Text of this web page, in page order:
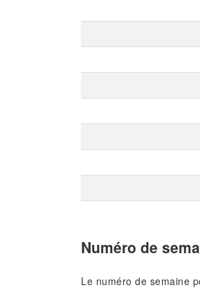
Numéro de
Le numéro de semaine